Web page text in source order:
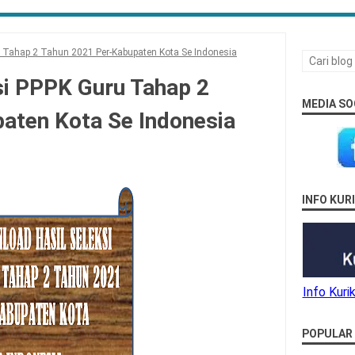
2 Tahun 2021 Per-Kabupaten Kota Se Indonesia
Guru Tahap 2
Kota Se Indonesia
MEDIA
INFO
Info